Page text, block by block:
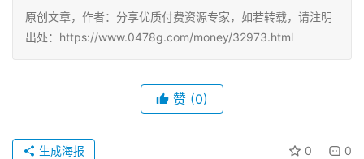
原创文章，作者：分享优质付费资源专家，如若转载，请注明
出处：https://www.0478g.com/money/32973.html
赞 (0)
0 0
生成海报